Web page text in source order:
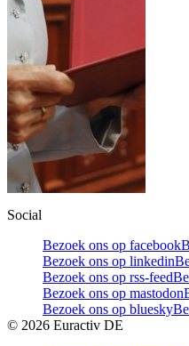
Social
Bezoek ons op facebook
Bezoek ons op linkedin
Bezoek ons op rss-feed
Bezoek ons op mastodon
Bezoek ons op bluesky
© 2026 Euractiv DE